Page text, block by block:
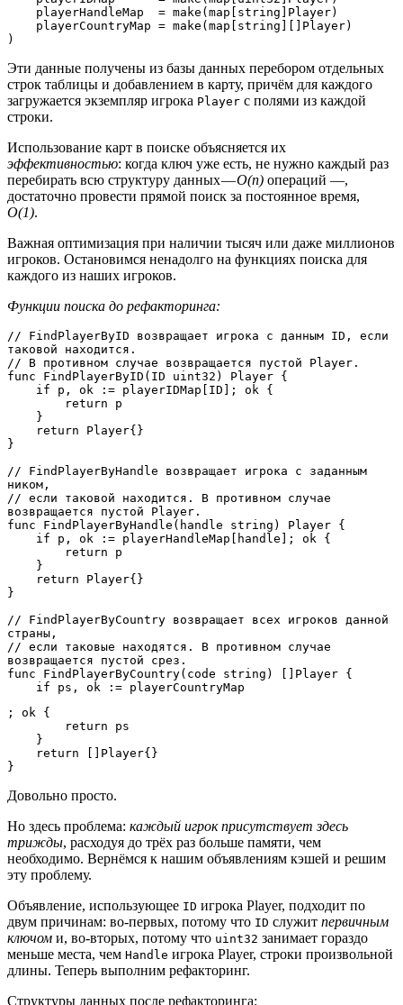
)
Эти данные получены из базы данных перебором отдельных
строк таблицы и добавлением в карту, причём для каждого
загружается экземпляр игрока Player с полями из каждой
строки.
Использование карт в поиске объясняется их
эффективностью: когда ключ уже есть, не нужно каждый раз
перебирать всю структуру данных —O(n) операций —,
достаточно провести прямой поиск за постоянное время,
O(1).
Важная оптимизация при наличии тысяч или даже миллионов
игроков. Остановимся ненадолго на функциях поиска для
каждого из наших игроков.
Функции поиска до рефакторинга:
// FindPlayerByID возвращает игрока с данным ID, если
таковой находится.
// В противном случае возвращается пустой Player.
func FindPlayerByID(ID uint32) Player {
}
// FindPlayerByHandle возвращает игрока с заданным
ником,
// если таковой находится. В противном случае
возвращается пустой Player.
func FindPlayerByHandle(handle string) Player {
}
// FindPlayerByCountry возвращает всех игроков данной
страны,
// если таковые находятся. В противном случае
возвращается пустой срез.
func FindPlayerByCountry(code string) []Player {
    if ps, ok := playerCountryMap
; ok {
}
Довольно просто.
Но здесь проблема: каждый игрок присутствует здесь
трижды, расходуя до трёх раз больше памяти, чем
необходимо. Вернёмся к нашим объявлениям кэшей и решим
эту проблему.
Объявление, использующее ID игрока Player, подходит по
двум причинам: во-первых, потому что ID служит первичным
ключом и, во-вторых, потому что uint32 занимает гораздо
меньше места, чем Handle игрока Player, строки произвольной
длины. Теперь выполним рефакторинг.
Структуры данных после рефакторинга: